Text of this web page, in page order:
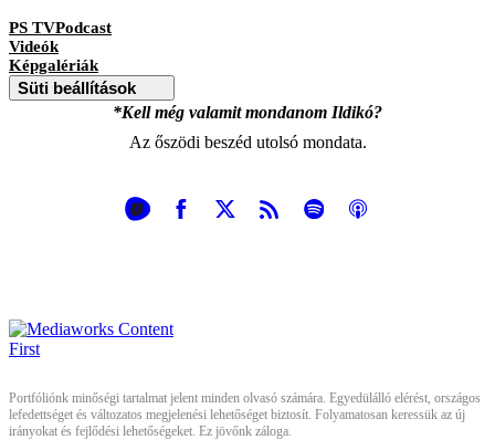
PS TVPodcast
Videók
Képgalériák
Süti beállítások
*Kell még valamit mondanom Ildikó?
Az őszödi beszéd utolsó mondata.
Portfóliónk minőségi tartalmat jelent minden olvasó számára. Egyedülálló elérést, országos
lefedettséget és változatos megjelenési lehetőséget biztosít. Folyamatosan keressük az új
irányokat és fejlődési lehetőségeket. Ez jövőnk záloga.